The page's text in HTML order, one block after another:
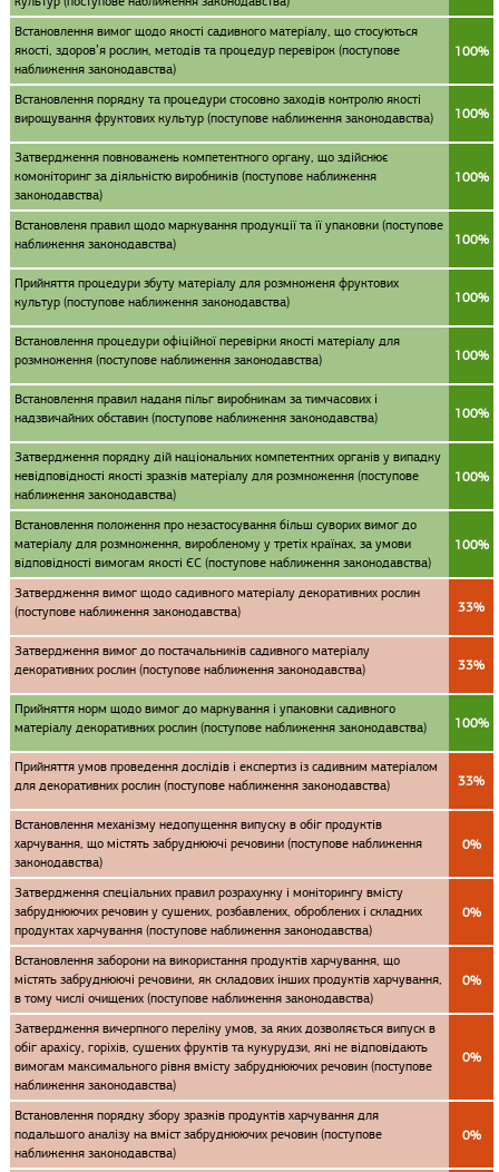
Встановлення вимог щодо якості садивного матеріалу, що стосуються
якості, здоров’я рослин, методів та процедур перевірок (поступове
наближення законодавства)
100%
Встановлення порядку та процедури стосовно заходів контролю якості
вирощування фруктових культур (поступове наближення законодавства)
100%
Затвердження повноважень компетентного органу, що здійснює
комоніторинг за діяльністю виробників (поступове наближення
законодавства)
100%
Встановленя правил щодо маркування продукції та її упаковки (поступове
наближення законодавства)
100%
Прийняття процедури збуту матеріалу для розмноженя фруктових
культур (поступове наближення законодавства)
100%
Встановлення процедури офіційної перевірки якості матеріалу для
розмноження (поступове наближення законодавства)
100%
Встановлення правил наданя пільг виробникам за тимчасових і
надзвичайних обставин (поступове наближення законодавства)
100%
Затвердження порядку дій національних компетентних органів у випадку
невідповідності якості зразків матеріалу для розмноження (поступове
наближення законодавства)
100%
Встановлення положення про незастосування більш суворих вимог до
матеріалу для розмноження, виробленому у третіх країнах, за умови
відповідності вимогам якості ЄС (поступове наближення законодавства)
100%
Затвердження вимог щодо садивного матеріалу декоративних рослин
(поступове наближення законодавства)
33%
Затвердження вимог до постачальників садивного матеріалу
декоративних рослин (поступове наближення законодавства)
33%
Прийняття норм щодо вимог до маркування і упаковки садивного
матеріалу декоративних рослин (поступове наближення законодавства)
100%
Прийняття умов проведення дослідів і експертиз із садивним матеріалом
для декоративних рослин (поступове наближення законодавства)
33%
Встановлення механізму недопущення випуску в обіг продуктів
харчування, що містять забруднюючі речовини (поступове наближення
законодавства)
0%
Затвердження спеціальних правил розрахунку і моніторингу вмісту
забруднюючих речовин у сушених, розбавлених, оброблених і складних
продуктах харчування (поступове наближення законодавства)
0%
Встановлення заборони на використання продуктів харчування, що
містять забруднюючі речовини, як складових інших продуктів харчування,
в тому числі очищених (поступове наближення законодавства)
0%
Затвердження вичерпного переліку умов, за яких дозволяється випуск в
обіг арахісу, горіхів, сушених фруктів та кукурудзи, які не відповідають
вимогам максимального рівня вмісту забруднюючих речовин (поступове
наближення законодавства)
0%
Встановлення порядку збору зразків продуктів харчування для
подальшого аналізу на вміст забруднюючих речовин (поступове
наближення законодавства)
0%